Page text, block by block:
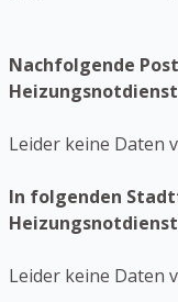
Nachfolgende
Leider keine Daten
In folgenden
Leider keine Daten